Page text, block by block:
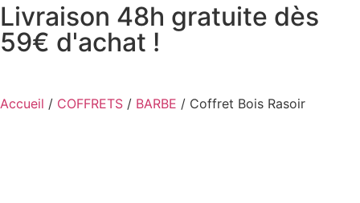
Livraison 48h gratuite dès
59€ d'achat !
Accueil / COFFRETS / BARBE / Coffret Bois Rasoir